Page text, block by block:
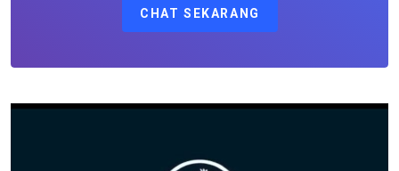
CHAT SEKARANG